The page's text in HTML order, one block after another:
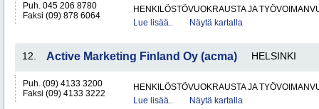
Puh. 045 206 8780
Faksi (09) 878 6064
HENKILÖSTÖVUOKRAUSTA JA
Lue lisää..
Näytä kartalla
12. Active Marketing Finland Oy (acma) HELSINKI
Puh. (09) 4133 3200
Faksi (09) 4133 3222
HENKILÖSTÖVUOKRAUSTA JA
Lue lisää..
Näytä kartalla